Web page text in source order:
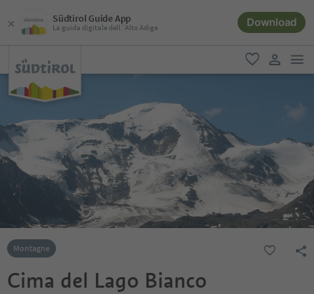
Südtirol Guide App
La guida digitale dell´Alto Adige Download
favoriti
user link
Montagne
Cima del Lago Bianco